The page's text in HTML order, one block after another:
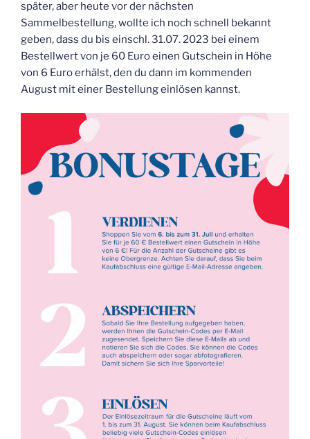
später, aber heute vor der nächsten
Sammelbestellung, wollte ich noch schnell bekannt
geben, dass du bis einschl. 31.07. 2023 bei einem
Bestellwert von je 60 Euro einen Gutschein in Höhe
von 6 Euro erhälst, den du dann im kommenden
August mit einer Bestellung einlösen kannst.